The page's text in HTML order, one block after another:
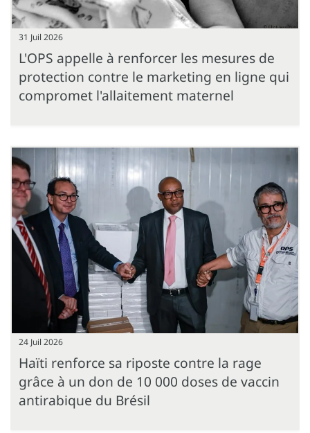
31 Juil 2026
L'OPS appelle à renforcer les mesures de
protection contre le marketing en ligne qui
compromet l'allaitement maternel
24 Juil 2026
Haïti renforce sa riposte contre la rage
grâce à un don de 10 000 doses de vaccin
antirabique du Brésil